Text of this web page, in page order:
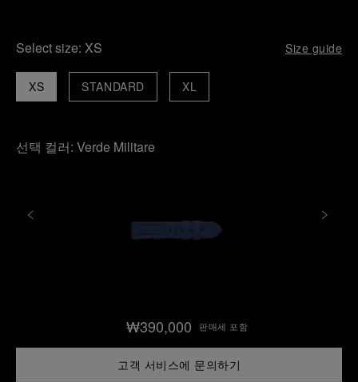
Select size: XS Size guide
XS STANDARD XL
선택 컬러: Verde Militare
₩390,000 판매세 포함
고객 서비스에 문의하기